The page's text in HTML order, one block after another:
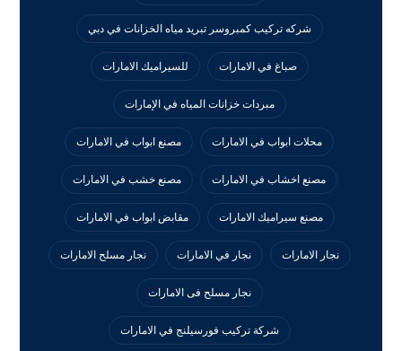
شركه تركيب كمبروسر تبريد مياه الخزانات في دبي
صباغ في الامارات للسيراميك الامارات
مبردات خزانات المياه في الإمارات
محلات ابواب في الامارات مصنع ابواب في الامارات
مصنع اخشاب في الامارات مصنع خشب في الامارات
مصنع سيراميك الامارات مقابض ابواب في الامارات
نجار الامارات نجار في الامارات نجار مسلح الامارات
نجار مسلح فى الامارات
‏شركة تركيب فورسيلنج في الامارات